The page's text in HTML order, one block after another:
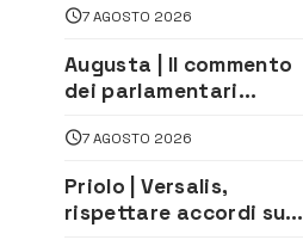
7 AGOSTO 2026
Augusta | Il commento
dei parlamentari
firma del contatto per il
depuratore
7 AGOSTO 2026
Priolo | Versalis,
rispettare accordi su